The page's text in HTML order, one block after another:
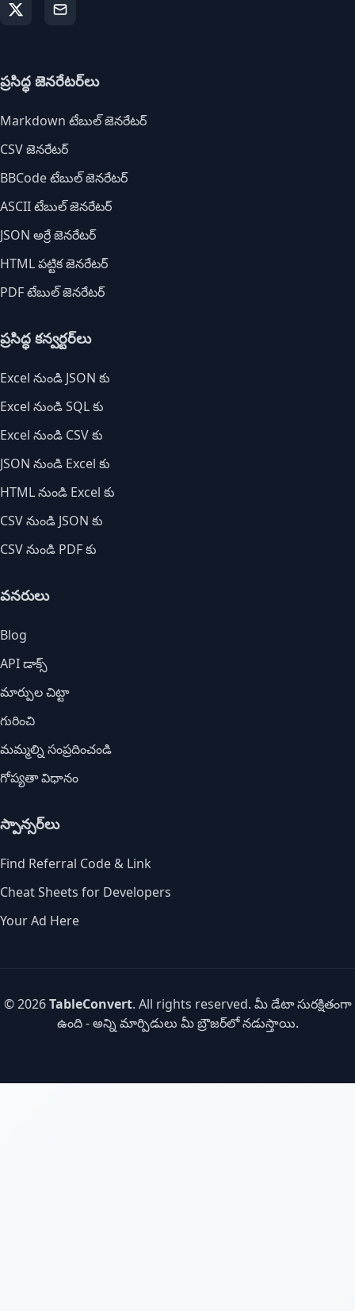
ప్రసిద్ధ జెనరేటర్‌లు
Markdown టేబుల్ జెనరేటర్
CSV జెనరేటర్
BBCode టేబుల్ జెనరేటర్
ASCII టేబుల్ జెనరేటర్
JSON అర్రే జెనరేటర్
HTML పట్టిక జెనరేటర్
PDF టేబుల్ జెనరేటర్
ప్రసిద్ధ కన్వర్టర్‌లు
Excel నుండి JSON కు
Excel నుండి SQL కు
Excel నుండి CSV కు
JSON నుండి Excel కు
HTML నుండి Excel కు
CSV నుండి JSON కు
CSV నుండి PDF కు
వనరులు
Blog
API డాక్స్
మార్పుల చిట్టా
గురించి
మమ్మల్ని సంప్రదించండి
గోప్యతా విధానం
స్పాన్సర్‌లు
Find Referral Code & Link
Cheat Sheets for Developers
Your Ad Here
© 2026TableConvert. All rights reserved. మీ డేటా సురక్షితంగా
ఉంది - అన్ని మార్పిడులు మీ బ్రౌజర్‌లో నడుస్తాయి.